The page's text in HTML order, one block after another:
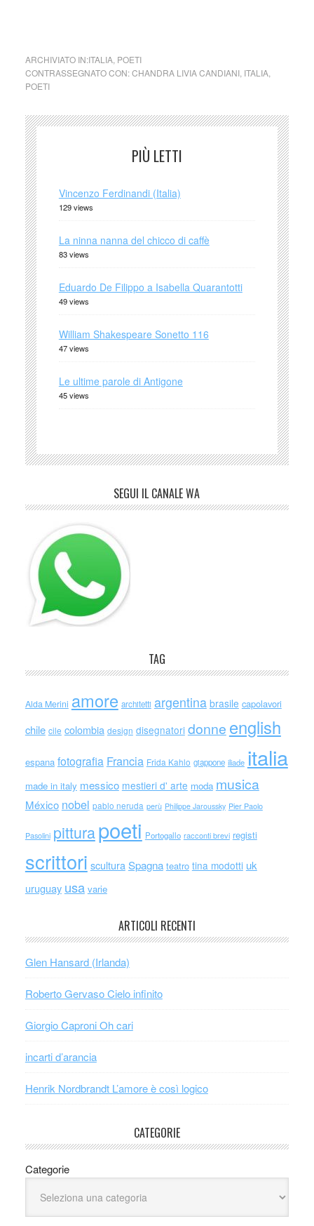
ARCHIVIATO IN:ITALIA, POETI
CONTRASSEGNATO CON:CHANDRA LIVIA CANDIANI, ITALIA,
POETI
PIÙ LETTI
Vincenzo Ferdinandi (Italia)
129 views
La ninna nanna del chicco di caffè
83 views
Eduardo De Filippo a Isabella Quarantotti
49 views
William Shakespeare Sonetto 116
47 views
Le ultime parole di Antigone
45 views
SEGUI IL CANALE WA
TAG
Alda Merini amore architetti argentina brasile capolavori
chile cile colombia design disegnatori donne english
espana fotografia Francia Frida Kahlo giappone iliade italia
made in italy messico mestieri d' arte moda musica
México nobel pablo neruda perù Philippe Jaroussky Pier Paolo
Pasolini pitturapoeti Portogallo racconti brevi registi
scrittori scultura Spagna teatro tina modotti uk
uruguay usa varie
ARTICOLI RECENTI
Glen Hansard (Irlanda)
Roberto Gervaso Cielo infinito
Giorgio Caproni Oh cari
incarti d’arancia
Henrik Nordbrandt L’amore è così logico
CATEGORIE
Categorie